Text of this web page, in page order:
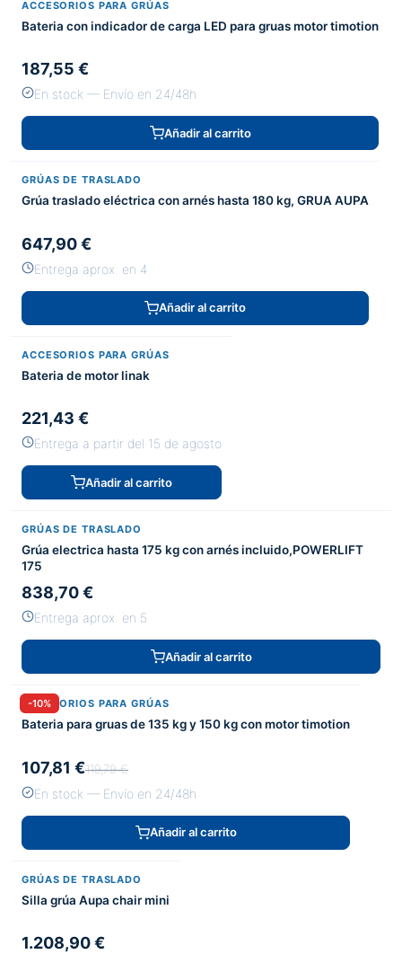
ACCESORIOS PARA GRÚAS
Bateria con indicador de carga LED para gruas motor timotion
187,55 €
En stock — Envío en 24/48h
Añadir al carrito
GRÚAS DE TRASLADO
Grúa traslado eléctrica con arnés hasta 180 kg, GRUA AUPA
647,90 €
Entrega aprox. en 4
Añadir al carrito
ACCESORIOS PARA GRÚAS
Bateria de motor linak
221,43 €
Entrega a partir del 15 de agosto
Añadir al carrito
GRÚAS DE TRASLADO
Grúa electrica hasta 175 kg con arnés incluido,POWERLIFT
175
838,70 €
Entrega aprox. en 5
Añadir al carrito
-10%
ACCESORIOS PARA GRÚAS
Bateria para gruas de 135 kg y 150 kg con motor timotion
107,81 €119,79 €
En stock — Envío en 24/48h
Añadir al carrito
GRÚAS DE TRASLADO
Silla grúa Aupa chair mini
1.208,90 €